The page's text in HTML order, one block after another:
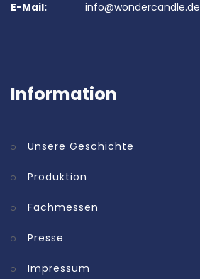
E-Mail:
info@wondercandle.de
Information
Unsere Geschichte
Produktion
Fachmessen
Presse
Impressum